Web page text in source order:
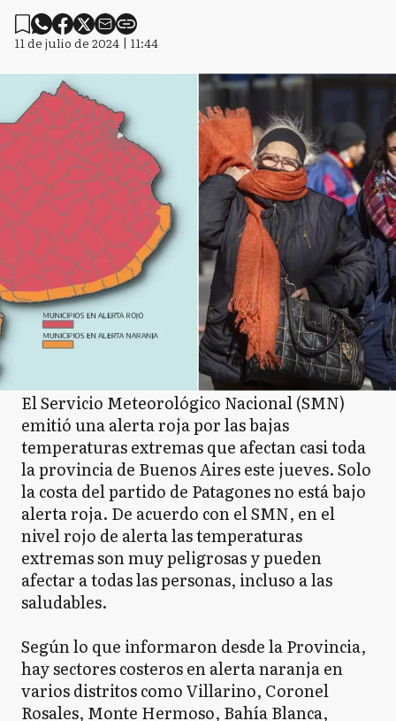
11 de julio de 2024 | 11:44
El Servicio Meteorológico Nacional (SMN)
emitió una alerta roja por las bajas
temperaturas extremas que afectan casi toda
la provincia de Buenos Aires este jueves. Solo
la costa del partido de Patagones no está bajo
alerta roja. De acuerdo con el SMN, en el
nivel rojo de alerta las temperaturas
extremas son muy peligrosas y pueden
afectar a todas las personas, incluso a las
saludables.
Según lo que informaron desde la Provincia,
hay sectores costeros en alerta naranja en
varios distritos como Villarino, Coronel
Rosales, Monte Hermoso, Bahía Blanca,